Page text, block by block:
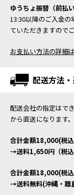
ゆうちょ振替（前払い
13:30以降のご入金
ていただきますので
お支払い方法の詳細
配送方法
配送会社の指定はで
から直送になります。
合計金額18,000(税
→送料1,650円（税込
合計金額18,000(税
→送料無料(沖縄・離